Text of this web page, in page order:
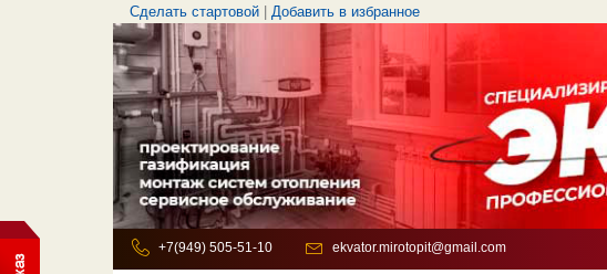
Сделать стартовой Добавить в избранное
+7(949) 505-51-10 ekvator.mirotopit@gmail.com